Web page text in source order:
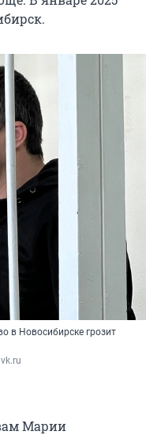
в Новосибирске грозит
Марии